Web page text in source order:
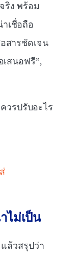
ริง พร้อม
เชื่อถือ
สารชัดเจน
เสนอฟรี”,
วรปรับอะไร
ไม่เป็น
ล้วสรุปว่า